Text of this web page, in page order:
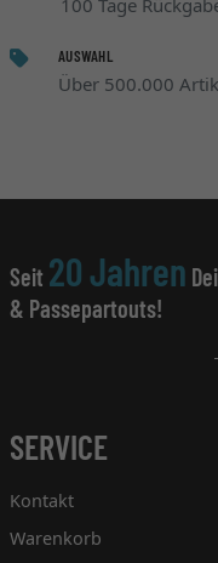
100 Tage
AUSWAHL
Über 500.000
Seit 20 Jahren
& Passepartouts!
SERVICE
Kontakt
Warenkorb